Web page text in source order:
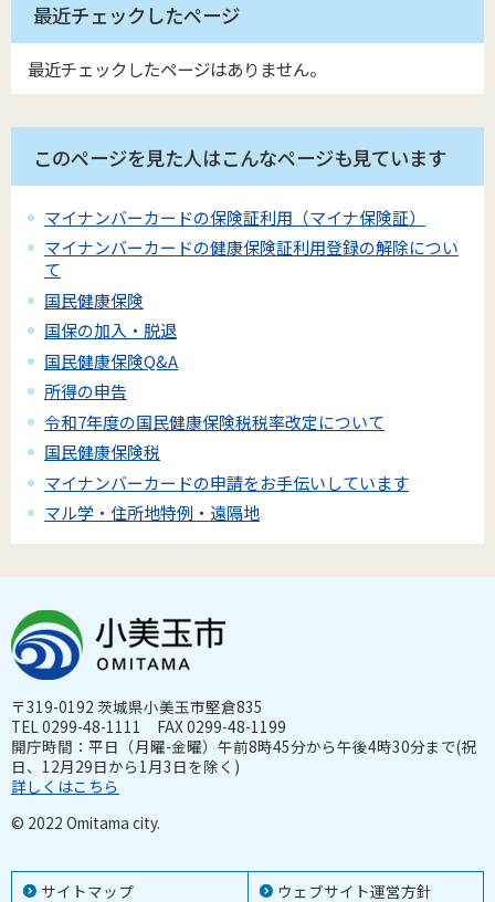
最近チェックしたページ
最近チェックしたページはありません。
このページを見た人はこんなページも見ています
マイナンバーカードの保険証利用（マイナ保険証）
マイナンバーカードの健康保険証利用登録の解除につい
て
国民健康保険
国保の加入・脱退
国民健康保険Q&A
所得の申告
令和7年度の国民健康保険税税率改定について
国民健康保険税
マイナンバーカードの申請をお手伝いしています
マル学・住所地特例・遠隔地
サイトマップ ウェブサイト運営方針
〒319-0192 茨城県小美玉市堅倉835
TEL 0299-48-1111 FAX 0299-48-1199
開庁時間：平日（月曜-金曜）午前8時45分から午後4時30分まで(祝
日、12月29日から1月3日を除く)
詳しくはこちら
© 2022 Omitama city.